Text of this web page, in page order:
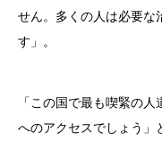
せん。多くの人は必要な
す」。
「この国で最も喫緊の
へのアクセスでしょう」